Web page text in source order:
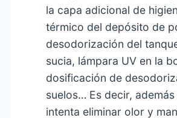
la capa adicional de
térmico del depósito de
desodorización del
sucia, lámpara UV en la
dosificación de
suelos… Es decir,
intenta eliminar olor y